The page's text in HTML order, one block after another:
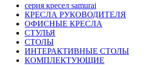
серия кресел samurai
КРЕСЛА РУКОВОДИТЕЛЯ
ОФИСНЫЕ КРЕСЛА
СТУЛЬЯ
СТОЛЫ
ИНТЕРАКТИВНЫЕ СТОЛЫ
КОМПЛЕКТУЮЩИЕ